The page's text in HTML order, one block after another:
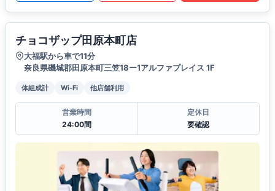
チョコザップ田原本町店
大福駅から車で11分
奈良県磯城郡田原本町三笠18ー1アルファプレイス 1F
体組成計 Wi-Fi 他店舗利用
営業時間
24:00間
定休日
要確認